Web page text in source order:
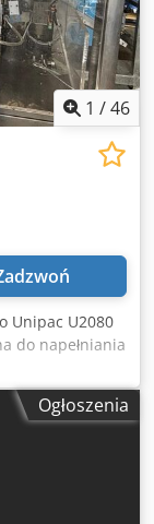
1 /46
Unipac U2080
do napełniania
Pracuje
posiada 9
Ogłoszenia